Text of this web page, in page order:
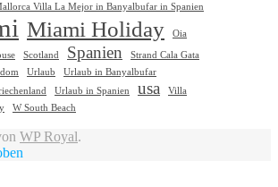
Villa La Mejor in Banyalbufar in Spanien
Miami Holiday Oia
Scotland Spanien
Strand Cala Gata
Urlaub
Urlaub in Banyalbufar
Urlaub in Spanien usa
Villa
W South Beach
WP Royal.